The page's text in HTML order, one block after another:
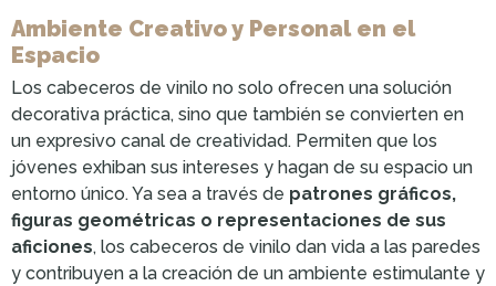
Ambiente Creativo y Personal en el
Espacio
Los cabeceros de vinilo no solo ofrecen una solución
decorativa práctica, sino que también se convierten en
un expresivo canal de creatividad. Permiten que los
jóvenes exhiban sus intereses y hagan de su espacio un
entorno único. Ya sea a través de patrones gráficos,
figuras geométricas o representaciones de sus
aficiones, los cabeceros de vinilo dan vida a las paredes
y contribuyen a la creación de un ambiente estimulante y